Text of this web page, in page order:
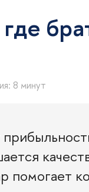
8 минут
помогает